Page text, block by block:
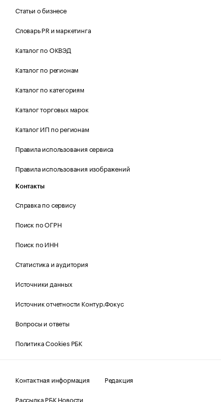
Статьи о бизнесе
Словарь PR и маркетинга
Каталог по ОКВЭД
Каталог по регионам
Каталог по категориям
Каталог торговых марок
Каталог ИП по регионам
Правила использования сервиса
Правила использования изображений
Контакты
Справка по сервису
Поиск по ОГРН
Поиск по ИНН
Статистика и аудитория
Источники данных
Источник отчетности Контур.Фокус
Вопросы и ответы
Политика Cookies РБК
Контактная информация
Редакция
Рассылка РБК Новости